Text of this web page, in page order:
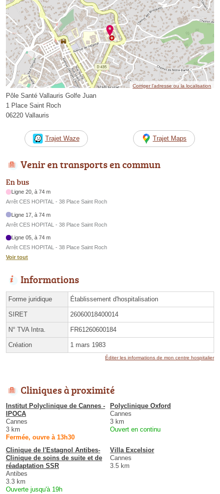
Corriger l’adresse ou la localisation
Pôle Santé Vallauris Golfe Juan
1 Place Saint Roch
06220 Vallauris
Trajet Waze Trajet Maps
Venir en transports en commun
En bus
Ligne 20, à 74 m
Arrêt CES HOPITAL - 38 Place Saint Roch
Ligne 17, à 74 m
Arrêt CES HOPITAL - 38 Place Saint Roch
Ligne 05, à 74 m
Arrêt CES HOPITAL - 38 Place Saint Roch
Voir tout
Informations
Forme juridique Établissement d'hospitalisation
SIRET 26060018400014
N° TVA Intra. FR61260600184
Création 1 mars 1983
Éditer les informations de mon centre hospitalier
Cliniques à proximité
Institut Polyclinique de Cannes -
IPOCA
Cannes
3 km
Fermée, ouvre à 13h30
Polyclinique Oxford
Cannes
3 km
Ouvert en continu
Clinique de l'Estagnol Antibes-
Clinique de soins de suite et de
réadaptation SSR
Antibes
3.3 km
Ouverte jusqu'à 19h
Villa Excelsior
Cannes
3.5 km